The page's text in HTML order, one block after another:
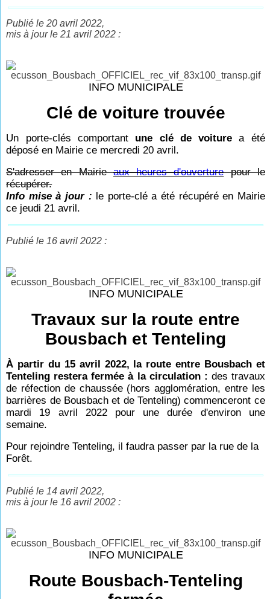
Publié le 20 avril 2022,
mis à jour le 21 avril 2022 :
INFO MUNICIPALE
Clé de voiture trouvée
Un porte-clés comportant une clé de voiture a été
déposé en Mairie ce mercredi 20 avril.
S'adresser en Mairieaux heures d'ouverturepour le
récupérer.
Info mise à jour : le porte-clé a été récupéré en Mairie
ce jeudi 21 avril.
Publié le 16 avril 2022 :
INFO MUNICIPALE
Travaux sur la route entre
Bousbach et Tenteling
À partir du 15 avril 2022, la route entre Bousbach et
Tenteling restera fermée à la circulation : des travaux
de réfection de chaussée (hors agglomération, entre les
barrières de Bousbach et de Tenteling) commenceront ce
mardi 19 avril 2022 pour une durée d'environ une
semaine.
Pour rejoindre Tenteling, il faudra passer par la rue de la
Forêt.
Publié le 14 avril 2022,
mis à jour le 16 avril 2002 :
INFO MUNICIPALE
Route Bousbach-Tenteling